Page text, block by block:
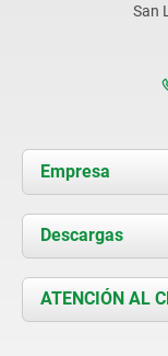
San
Empresa
Acerca de
Novedades
Contacto
Descargas
Documents
ATENCIÓN AL